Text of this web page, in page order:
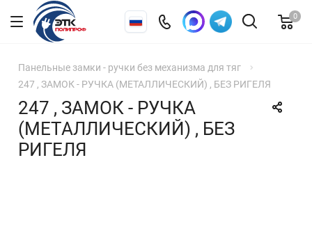
0
Панельные замки - ручки без механизма для тяг
247 , ЗАМОК - РУЧКА (МЕТАЛЛИЧЕСКИЙ) , БЕЗ РИГЕЛЯ
247 , ЗАМОК - РУЧКА
(МЕТАЛЛИЧЕСКИЙ) , БЕЗ
РИГЕЛЯ